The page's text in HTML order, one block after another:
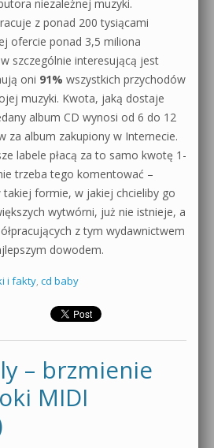
niezależnej muzyki.
z ponad 200 tysiącami
ofercie ponad 3,5 miliona
szczególnie interesującą jest
oni 91% wszystkich przychodów
muzyki. Kwota, jaką dostaje
album CD wynosi od 6 do 12
za album zakupiony w Internecie.
labele płacą za to samo kwotę 1-
trzeba tego komentować –
takiej formie, w jakiej chcieliby go
wytwórni, już nie istnieje, a
z tym wydawnictwem
dowodem.
i fakty, cd baby
– brzmienie
MIDI